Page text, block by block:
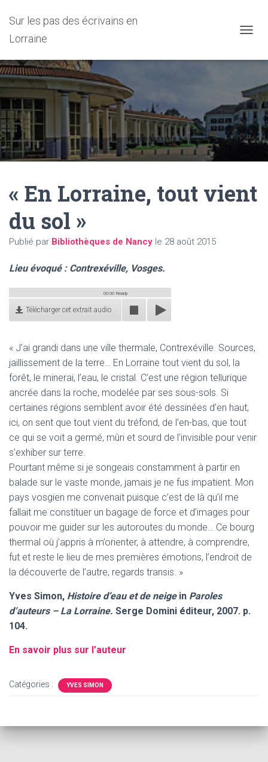
Sur les pas des écrivains en
Lorraine
P
E
R
L
A
N
V
A
« En Lorraine, tout vient
du sol »
Publié par Bibliothèques de Nancy le 28 août 2015
Lieu évoqué : Contrexéville, Vosges.
00:00 Ready
Télécharger cet extrait audio .
« J’ai grandi dans une ville thermale, Contrexéville. Sources,
jaillissement de la terre… En Lorraine tout vient du sol, la
forêt, le minerai, l’eau, le cristal. C’est une région tellurique
ancrée dans la roche, modelée par ses sous-sols. Si
certaines régions semblent avoir été dessinées d’en haut,
ici, on sent que tout vient du tréfond, de l’en-bas, que tout
ce qui se voit a germé, mûri et sourd de l’invisible pour venir
s’exhiber sur terre.
Pourtant même si je songeais constamment à partir en
balade sur le vaste monde, jamais je ne fus impatient. Mon
pays vosgien me convenait puisque c’est de là qu’il me
fallait me constituer un bagage de force et d’images pour
pouvoir me guider sur les autoroutes du monde… Ce bourg
thermal où j’appris à m’orienter, à attendre, à comprendre,
fut et reste le lieu de mes premières émotions, l’endroit de
la découverte de l’autre, regards transis. »
Yves Simon, Histoire d’eau et de neige in Paroles
d’auteurs – La Lorraine. Serge Domini éditeur, 2007. p.
104.
En savoir plus sur l’auteur
Catégories : YVES SIMON